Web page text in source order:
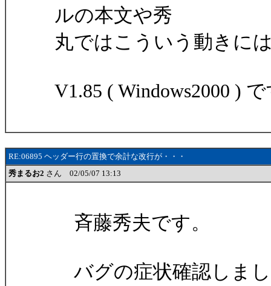
ルの本文や秀
丸ではこういう動きに
V1.85 ( Windows2000 )
RE:06895 ヘッダー行の置換で余計な改行が・・・
秀まるお2 さん 02/05/07 13:13
斉藤秀夫です。
バグの症状確認しま